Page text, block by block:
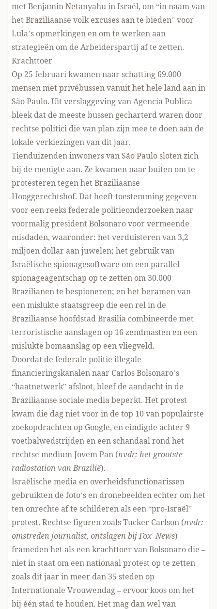
met Benjamin Netanyahu in Israël, om “in naam van
het Braziliaanse volk excuses aan te bieden” voor
Lula’s opmerkingen en om te werken aan
strategieën om de Arbeiderspartij af te zetten.
Krachttoer
Op 25 februari kwamen naar schatting 69.000
mensen met privébussen vanuit het hele land aan in
São Paulo. Uit verslaggeving van Agencia Publica
bleek dat de meeste bussen gecharterd waren door
rechtse politici die van plan zijn mee te doen aan de
lokale verkiezingen van dit jaar.
Tienduizenden inwoners van São Paulo sloten zich
bij de menigte aan. Ze kwamen naar buiten om te
protesteren tegen het Braziliaanse
Hooggerechtshof. Dat heeft toestemming gegeven
voor een reeks federale politieonderzoeken naar
voormalig president Bolsonaro voor vermeende
misdaden, waaronder: het verduisteren van 3,2
miljoen dollar aan juwelen; het gebruik van
Israëlische spionagesoftware om een parallel
spionageagentschap op te zetten om 30.000
Brazilianen te bespioneren; en het beramen van
een mislukte staatsgreep die een rel in de
Braziliaanse hoofdstad Brasilia combineerde met
terroristische aanslagen op 16 zendmasten en een
mislukte bomaanslag op een vliegveld.
Doordat de federale politie illegale
financieringskanalen naar Carlos Bolsonaro’s
“haatnetwerk” afsloot, bleef de aandacht in de
Braziliaanse sociale media beperkt. Het protest
kwam die dag niet voor in de top 10 van populairste
zoekopdrachten op Google, en eindigde achter 9
voetbalwedstrijden en een schandaal rond het
rechtse medium Jovem Pan (nvdr: het grootste
radiostation van Brazilië).
Israëlische media en overheidsfunctionarissen
gebruikten de foto’s en dronebeelden echter om het
ten onrechte af te schilderen als een “pro-Israël”
protest. Rechtse figuren zoals Tucker Carlson (nvdr:
omstreden journalist, ontslagen bij Fox News)
frameden het als een krachttoer van Bolsonaro die –
niet in staat om een nationaal protest op te zetten
zoals dit jaar in meer dan 35 steden op
Internationale Vrouwendag – ervoor koos om het
bij één stad te houden. Het mag dan wel van